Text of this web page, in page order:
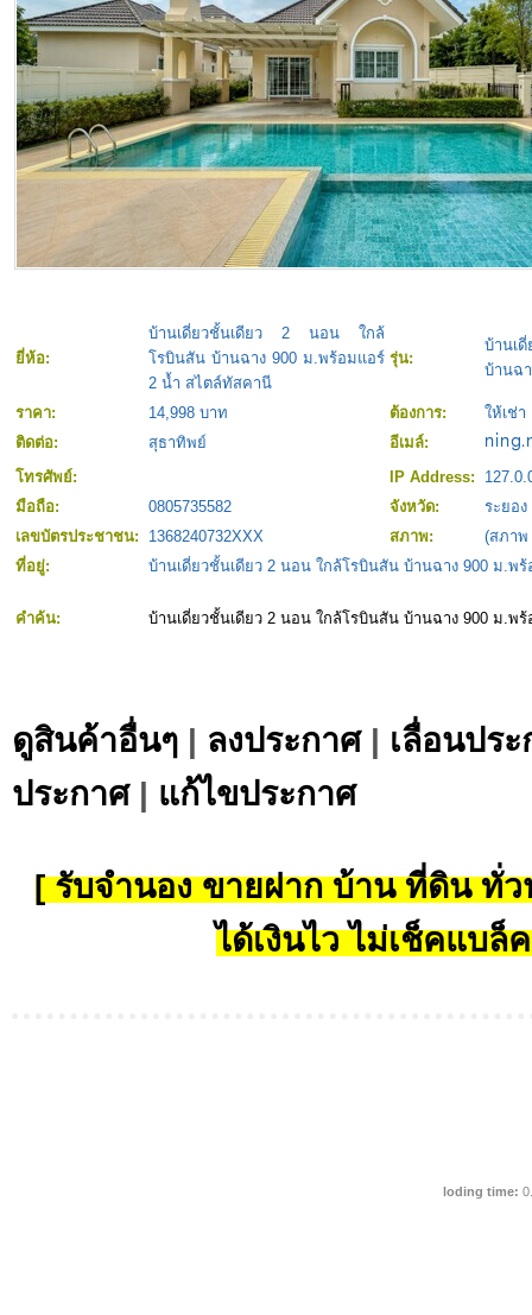
ยี่ห้อ:
บ้านเดี่ยวชั้นเดียว 2 นอน ใกล้
โรบินสัน บ้านฉาง 900 ม.พร้อมแอร์
2 น้ำ สไตล์ทัสคานี
รุ่น:
บ้าน
บ้านฉ
ราคา: 14,998 บาท ต้องการ:
ให้เช่า
ติดต่อ:
สุธาทิพย์
อีเมล์:
โทรศัพย์:
IP Address:
มือถือ:
0805735582 จังหวัด:
ระยอง
เลขบัตรประชาชน:
1368240732XXX สภาพ:
(สภาพ
ที่อยู่:
บ้านเดี่ยวชั้นเดียว 2 นอน ใกล้โรบินสัน บ้านฉาง 900 ม.พ
คำค้น: บ้านเดี่ยวชั้นเดียว 2 นอน ใกล้โรบินสัน บ้านฉาง 900 ม.พ
ดูสินค้าอื่นๆ | ลงประกาศ| เลื่อนปร
ประกาศ| แก้ไขประกาศ
[ รับจำนอง ขายฝาก บ้าน ที่ดิน ทั่ว
ได้เงินไว ไม่เช็คแบล็
loding time: